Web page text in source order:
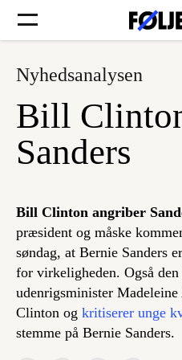
Forsider
Føljetoner
Søg
Min side
Log ind
Nyhedsanalysen
Bill
Sanders
Bill Clinton angriber
præsident og måske
søndag, at Bernie Sanders
for virkeligheden. Også
udenrigsminister
Clinton og kritiserer unge
stemme på Bernie Sanders.